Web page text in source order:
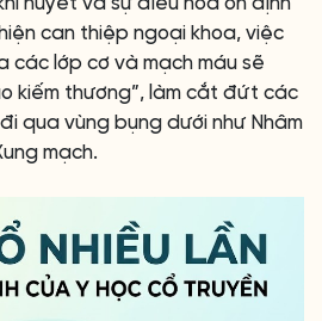
can thiệp ngoại khoa, việc
các lớp cơ và mạch máu sẽ
kiếm thương”, làm cắt đứt các
qua vùng bụng dưới như Nhâm
mạch.